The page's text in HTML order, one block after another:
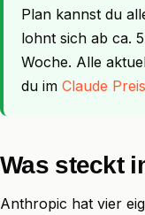
Plan kannst du
lohnt sich ab ca.
Woche. Alle
du im Claude
Was steckt
Anthropic hat vier